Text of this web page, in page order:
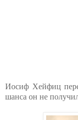
Иосиф Хейфиц
шанса он не